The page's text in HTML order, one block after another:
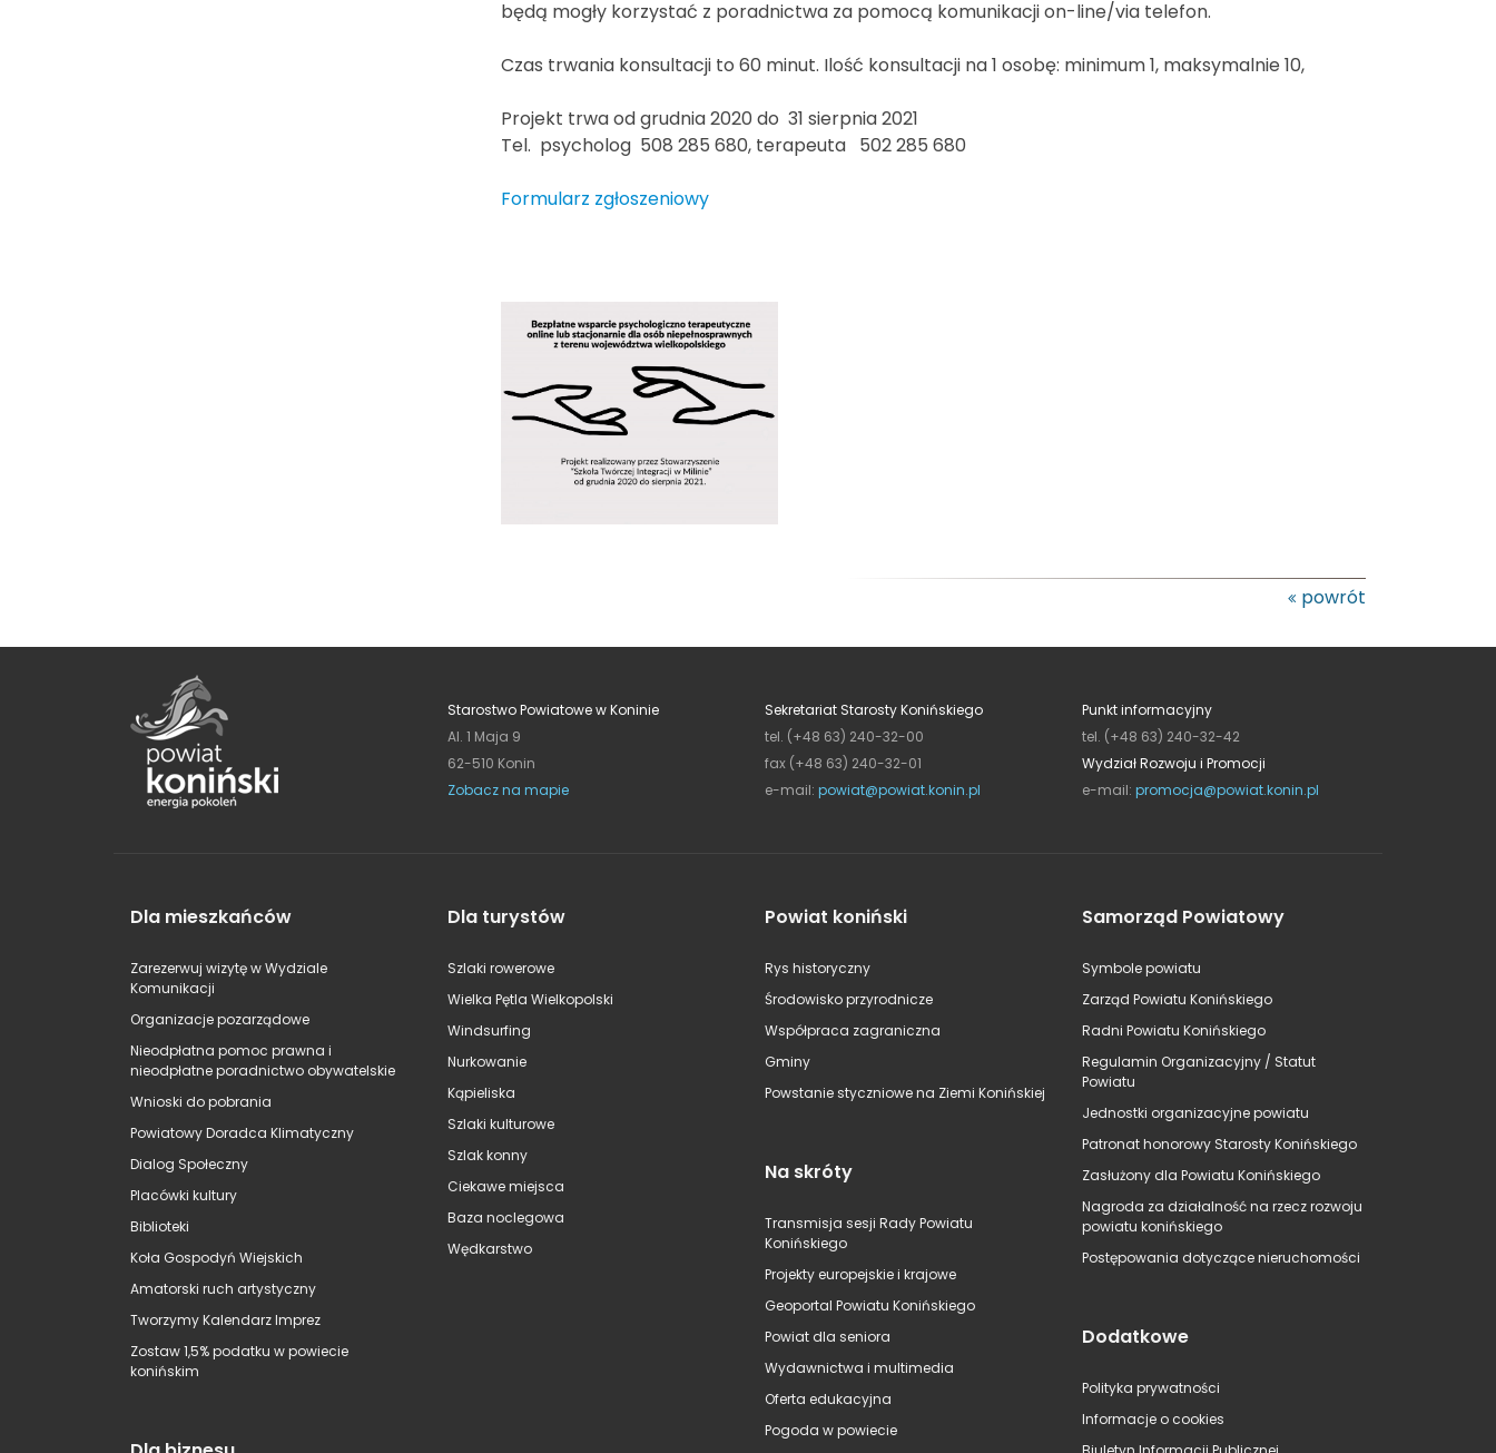
będą mogły korzystać z poradnictwa za pomocą komunikacji on-line/via telefon.
Czas trwania konsultacji to 60 minut. Ilość konsultacji na 1 osobę: minimum 1, maksymalnie 10,
Projekt trwa od grudnia 2020 do 31 sierpnia 2021
Tel. psycholog 508 285 680, terapeuta 502 285 680
Formularz zgłoszeniowy
powrót
Starostwo Powiatowe w Koninie
Al. 1 Maja 9
62-510 Konin
Zobacz na mapie
Sekretariat Starosty Konińskiego
tel. (+48 63) 240-32-00
fax (+48 63) 240-32-01
e-mail: powiat@powiat.konin.pl
Punkt informacyjny
tel. (+48 63) 240-32-42
Wydział Rozwoju i Promocji
e-mail: promocja@powiat.konin.pl
Dla mieszkańców
Zarezerwuj wizytę w Wydziale
Komunikacji
Organizacje pozarządowe
Nieodpłatna pomoc prawna i
nieodpłatne poradnictwo obywatelskie
Wnioski do pobrania
Powiatowy Doradca Klimatyczny
Dialog Społeczny
Placówki kultury
Biblioteki
Koła Gospodyń Wiejskich
Amatorski ruch artystyczny
Tworzymy Kalendarz Imprez
Zostaw 1,5% podatku w powiecie
konińskim
Dla turystów
Szlaki rowerowe
Wielka Pętla Wielkopolski
Windsurfing
Nurkowanie
Kąpieliska
Szlaki kulturowe
Szlak konny
Ciekawe miejsca
Baza noclegowa
Wędkarstwo
Powiat koniński
Rys historyczny
Środowisko przyrodnicze
Współpraca zagraniczna
Gminy
Powstanie styczniowe na Ziemi Konińskiej
Na skróty
Transmisja sesji Rady Powiatu
Konińskiego
Projekty europejskie i krajowe
Geoportal Powiatu Konińskiego
Powiat dla seniora
Wydawnictwa i multimedia
Oferta edukacyjna
Pogoda w powiecie
Samorząd Powiatowy
Symbole powiatu
Zarząd Powiatu Konińskiego
Radni Powiatu Konińskiego
Regulamin Organizacyjny / Statut
Powiatu
Jednostki organizacyjne powiatu
Patronat honorowy Starosty Konińskiego
Zasłużony dla Powiatu Konińskiego
Nagroda za działalność na rzecz rozwoju
powiatu konińskiego
Postępowania dotyczące nieruchomości
Dodatkowe
Polityka prywatności
Informacje o cookies